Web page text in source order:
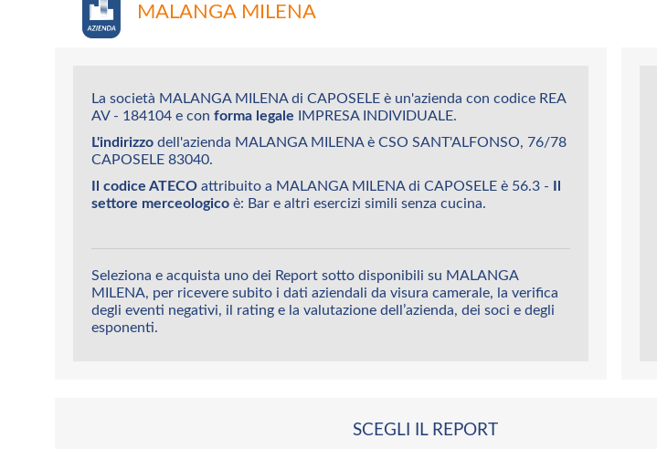
MALANGA MILENA
La società MALANGA MILENA di CAPOSELE è un'azienda con codice REA
AV - 184104 e con forma legale IMPRESA INDIVIDUALE.
L'indirizzo dell'azienda MALANGA MILENA è CSO SANT'ALFONSO, 76/78
CAPOSELE 83040.
Il codice ATECO attribuito a MALANGA MILENA di CAPOSELE è 56.3 -
settore merceologico è: Bar e altri esercizi simili senza cucina.
Seleziona e acquista uno dei Report sotto disponibili su MALANGA
MILENA, per ricevere subito i dati aziendali da visura camerale, la verifica
degli eventi negativi, il rating e la valutazione dell’azienda, dei soci e degli
esponenti.
SCEGLI IL REPORT